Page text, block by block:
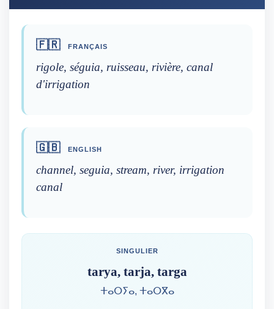
🇫🇷 FRANÇAIS
rigole, séguia, ruisseau, rivière, canal
d'irrigation
🇬🇧 ENGLISH
channel, seguia, stream, river, irrigation
canal
SINGULIER
tarya, tarja, targa
ⵜⴰⵔⵢⴰ, ⵜⴰⵔⴳⴰ